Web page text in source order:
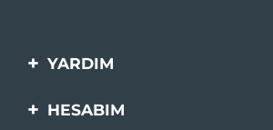
YARDIM
Bi̇zi̇mle İleti̇şi̇me Geçi̇n
HESABIM